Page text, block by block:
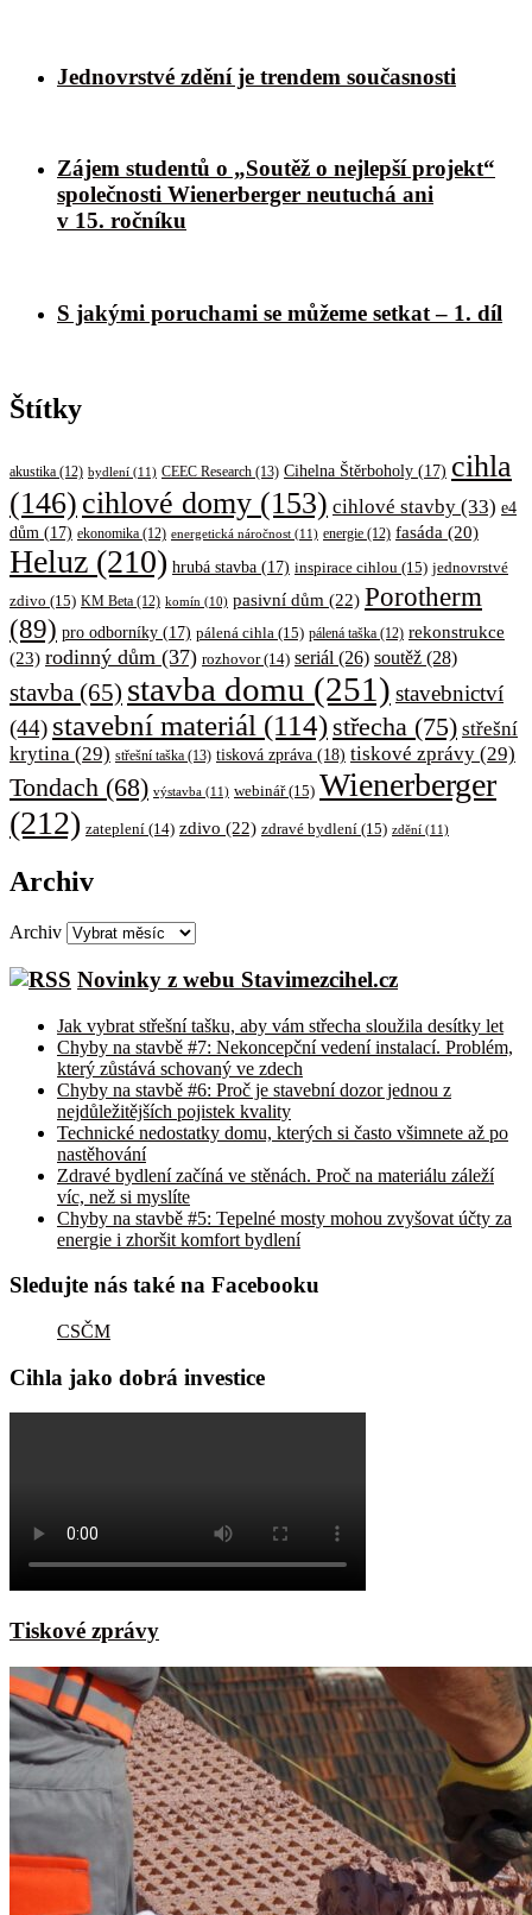
Jednovrstvé zdění je trendem současnosti
Zájem studentů o „Soutěž o nejlepší projekt“
společnosti Wienerberger neutuchá ani
v 15. ročníku
S jakými poruchami se můžeme setkat – 1. díl
Štítky
akustika (12) bydlení (11) CEEC Research (13) Cihelna Štěrboholy (17) cihla
(146) cihlové domy (153) cihlové stavby (33) e4
dům (17) ekonomika (12) energetická náročnost (11) energie (12) fasáda (20)
Heluz (210) hrubá stavba (17) inspirace cihlou (15) jednovrstvé
zdivo (15) KM Beta (12) komín (10) pasivní dům (22) Porotherm
(89) pro odborníky (17) pálená cihla (15) pálená taška (12) rekonstrukce
(23) rodinný dům (37) rozhovor(14) seriál (26) soutěž (28)
stavba (65) stavba domu (251) stavebnictví
(44) stavební materiál (114) střecha (75) střešní
krytina (29) střešní taška (13) tisková zpráva (18) tiskové zprávy (29)
Tondach (68) výstavba (11) webinář(15) Wienerberger
(212) zateplení (14) zdivo (22) zdravé bydlení (15) zdění (11)
Archiv
Archiv
Novinky z webu Stavimezcihel.cz
Jak vybrat střešní tašku, aby vám střecha sloužila desítky let
Chyby na stavbě #7: Nekoncepční vedení instalací. Problém,
který zůstává schovaný ve zdech
Chyby na stavbě #6: Proč je stavební dozor jednou z
nejdůležitějších pojistek kvality
Technické nedostatky domu, kterých si často všimnete až po
nastěhování
Zdravé bydlení začíná ve stěnách. Proč na materiálu záleží
víc, než si myslíte
Chyby na stavbě #5: Tepelné mosty mohou zvyšovat účty za
energie i zhoršit komfort bydlení
Sledujte nás také na Facebooku
CSČM
Cihla jako dobrá investice
Tiskové zprávy